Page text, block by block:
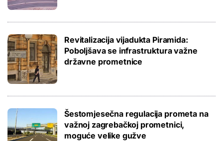
Revitalizacija vijadukta Piramida:
Poboljšava se infrastruktura važne
državne prometnice
Šestomjesečna regulacija prometa na
važnoj zagrebačkoj prometnici,
moguće velike gužve